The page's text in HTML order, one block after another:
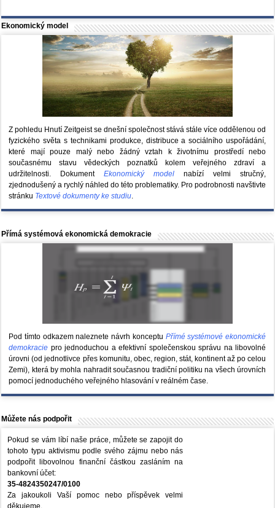
Ekonomický model
Z pohledu Hnutí Zeitgeist se dnešní společnost stává stále více oddělenou od
fyzického světa s technikami produkce, distribuce a sociálního uspořádání,
které mají pouze malý nebo žádný vztah k životnímu prostředí nebo
současnému stavu vědeckých poznatků kolem veřejného zdraví a
udržitelnosti. DokumentEkonomický model nabízí velmi stručný,
zjednodušený a rychlý náhled do této problematiky. Pro podrobnosti navštivte
stránku Textové dokumenty ke studiu.
Přímá systémová ekonomická demokracie
Pod tímto odkazem naleznete návrh konceptu Přímé systémové ekonomické
demokracie pro jednoduchou a efektivní společenskou správu na libovolné
úrovni (od jednotlivce přes komunitu, obec, region, stát, kontinent až po celou
Zemi), která by mohla nahradit současnou tradiční politiku na všech úrovních
pomocí jednoduchého veřejného hlasování v reálném čase.
Můžete nás podpořit
Pokud se vám líbí naše práce, můžete se zapojit do
tohoto typu aktivismu podle svého zájmu nebo nás
podpořit libovolnou finanční částkou zasláním na
bankovní účet:
35-4824350247/0100
Za jakoukoli Vaší pomoc nebo příspěvek velmi
děkujeme.